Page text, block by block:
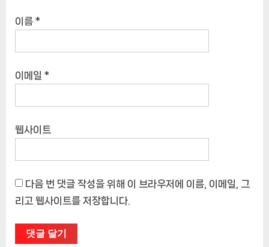
이름 *
이메일 *
웹사이트
다음 번 댓글 작성을 위해 이 브라우저에 이름, 이메일, 그
리고 웹사이트를 저장합니다.